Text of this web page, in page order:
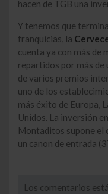
hacen de TGB una
Y tenemos que
franquicias, la
cuenta ya con más de
repartidos por más de
de varios premios
uno de los
más éxito de Europa,
Unidos. La inversión
Montaditos supone el
un canon de entrada
Los comentarios